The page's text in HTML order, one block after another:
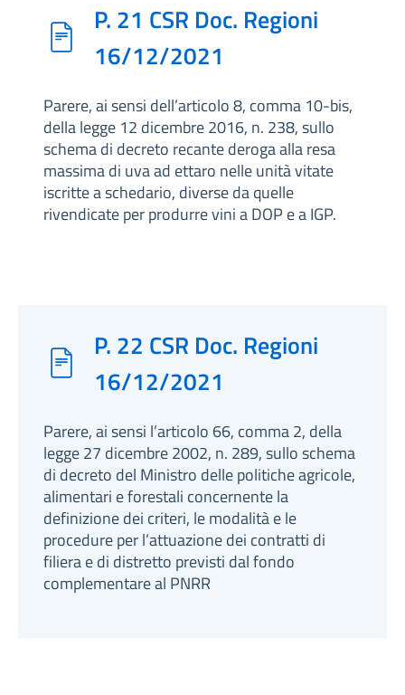
P. 21 CSR Doc. Regioni
16/12/2021
Parere, ai sensi dell’articolo 8, comma 10-bis,
della legge 12 dicembre 2016, n. 238, sullo
schema di decreto recante deroga alla resa
massima di uva ad ettaro nelle unità vitate
iscritte a schedario, diverse da quelle
rivendicate per produrre vini a DOP e a IGP.
P. 22 CSR Doc. Regioni
16/12/2021
Parere, ai sensi l’articolo 66, comma 2, della
legge 27 dicembre 2002, n. 289, sullo schema
di decreto del Ministro delle politiche agricole,
alimentari e forestali concernente la
definizione dei criteri, le modalità e le
procedure per l’attuazione dei contratti di
filiera e di distretto previsti dal fondo
complementare al PNRR